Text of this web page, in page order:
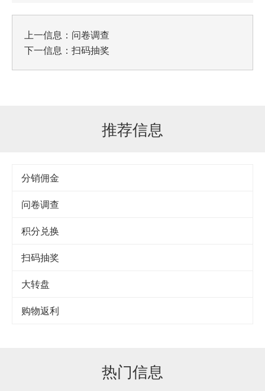
上一信息： 问卷调查
下一信息： 扫码抽奖
推荐信息
分销佣金
问卷调查
积分兑换
扫码抽奖
大转盘
购物返利
热门信息